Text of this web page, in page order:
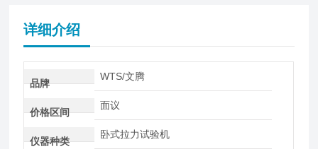
详细介绍
品牌
WTS/文腾
价格区间
面议
仪器种类
卧式拉力试验机